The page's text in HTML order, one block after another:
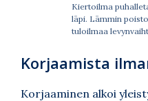
Kiertoilma
läpi. Lämmin
tuloilmaa
Korjaamista
Korjaaminen alkoi